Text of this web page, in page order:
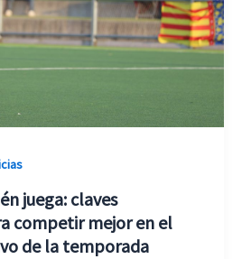
juega: claves
competir mejor en el
de la temporada